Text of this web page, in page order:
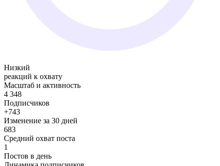
Низкий
реакций к охвату
Масштаб и активность
4 348
Подписчиков
+743
Изменение за 30 дней
683
Средний охват поста
1
Постов в день